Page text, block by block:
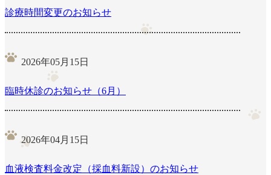
診療時間変更のお知らせ
2026年05月15日
臨時休診のお知らせ（6月）
2026年04月15日
血液検査料金改定（採血料新設）のお知らせ